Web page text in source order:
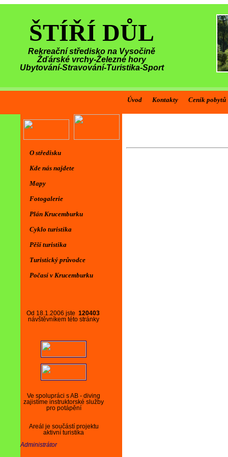
ŠTÍŘÍ DŮL
Rekreační středisko na Vysočině
Žďárské vrchy-Železné hory
Ubytování-Stravování-Turistika-Sport
Úvod Kontakty Ceník pobytů
Od 18.1.2006 jste 120403
návštěvníkem této stránky
Ve spolupráci s AB - diving
zajistíme instruktorské služby
pro potápění
Areál je součástí projektu
aktivní turistika
Administrátor
O středisku
Kde nás najdete
Mapy
Fotogalerie
Plán Krucemburku
Cyklo turistika
Pěší turistika
Turistický průvodce
Počasí v Krucemburku